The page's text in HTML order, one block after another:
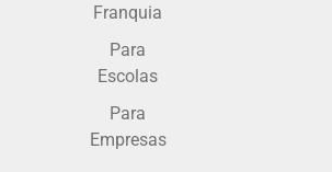
Franquia
Para
Escolas
Para
Empresas